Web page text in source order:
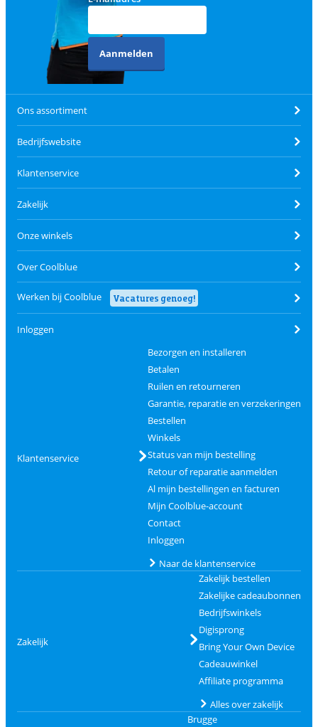
Aanmelden
Ons assortiment
Bedrijfswebsite
Klantenservice
Zakelijk
Onze winkels
Over Coolblue
Werken bij Coolblue Vacatures genoeg!
Inloggen
Klantenservice
Bezorgen en installeren
Betalen
Ruilen en retourneren
Garantie, reparatie en verzekeringen
Bestellen
Winkels
Status van mijn bestelling
Retour of reparatie aanmelden
Al mijn bestellingen en facturen
Mijn Coolblue-account
Contact
Inloggen
Naar de klantenservice
Zakelijk
Zakelijk bestellen
Zakelijke cadeaubonnen
Bedrijfswinkels
Digisprong
Bring Your Own Device
Cadeauwinkel
Affiliate programma
Alles over zakelijk
Brugge